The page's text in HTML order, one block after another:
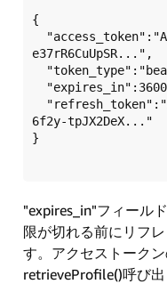
{
e37rR6CuUpSR...",
6f2y-tpJX2DeX..."
}
"expires_in"フィール
限が切れる前にリフ
す。アクセストーク
retrieveProfile()呼び